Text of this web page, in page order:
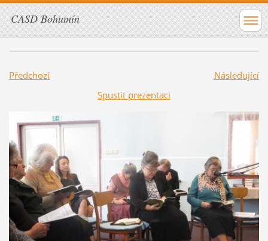
CASD Bohumín
Předchozí
Následující
Spustit prezentaci